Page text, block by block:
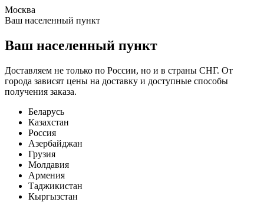
Москва
Ваш населенный пункт
Ваш населенный пункт
Доставляем не только по России, но и в страны СНГ. От
города зависят цены на доставку и доступные способы
получения заказа.
Беларусь
Казахстан
Россия
Азербайджан
Грузия
Молдавия
Армения
Таджикистан
Кыргызстан